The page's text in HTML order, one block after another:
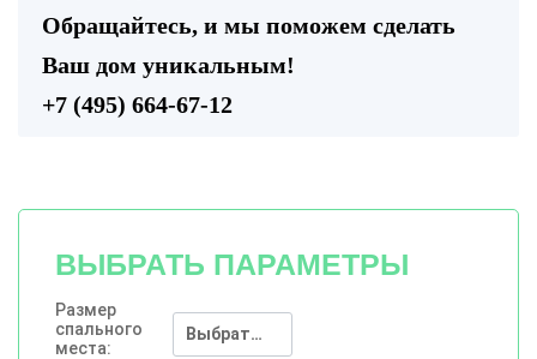
Обращайтесь, и мы поможем сделать
Ваш дом уникальным!
+7 (495) 664-67-12
ВЫБРАТЬ ПАРАМЕТРЫ
Размер
спального
места:
Выбрать опцию